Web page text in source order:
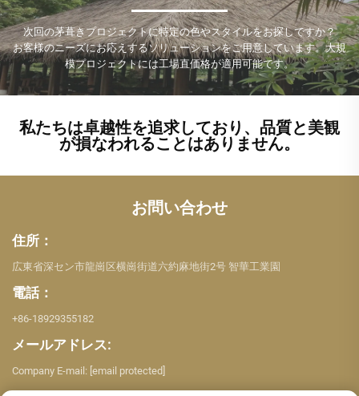
次回の茅葺きプロジェクトに特定の色やスタイルをお探しですか？
お客様のニーズにお応えするソリューションをご用意しています。大規
模プロジェクトには工場直価格が適用可能です。
私たちは卓越性を追求しており、品質と美観
が損なわれることはありません。
お問い合わせ
住所：
広東省深セン市龍崗区横崗街道六約麻地街2号 智華工業園
電話：
+86-18929355182
メールアドレス:
Company E-mail: [email protected]